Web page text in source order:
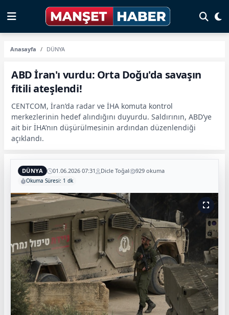
Anasayfa DÜNYA
ABD İran'ı vurdu: Orta Doğu'da savaşın
fitili ateşlendi!
CENTCOM, İran’da radar ve İHA komuta kontrol
merkezlerinin hedef alındığını duyurdu. Saldırının, ABD’ye
ait bir İHA’nın düşürülmesinin ardından düzenlendiği
açıklandı.
DÜNYA 01.06.2026 07:31 Dicle Toğal 929 okuma
Okuma Süresi: 1 dk